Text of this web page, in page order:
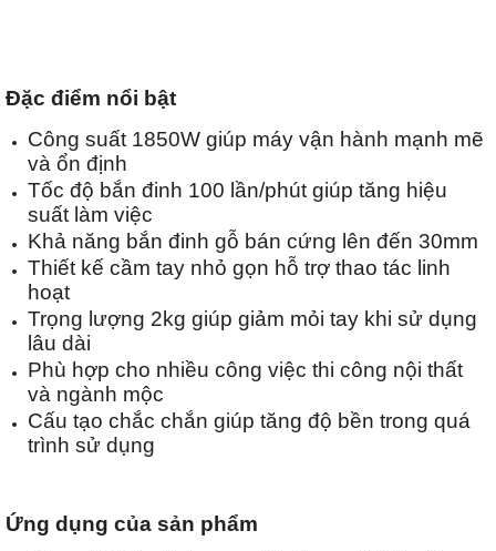
Đặc điểm nổi bật
Công suất 1850W giúp máy vận hành mạnh mẽ
và ổn định
Tốc độ bắn đinh 100 lần/phút giúp tăng hiệu
suất làm việc
Khả năng bắn đinh gỗ bán cứng lên đến 30mm
Thiết kế cầm tay nhỏ gọn hỗ trợ thao tác linh
hoạt
Trọng lượng 2kg giúp giảm mỏi tay khi sử dụng
lâu dài
Phù hợp cho nhiều công việc thi công nội thất
và ngành mộc
Cấu tạo chắc chắn giúp tăng độ bền trong quá
trình sử dụng
Ứng dụng của sản phẩm